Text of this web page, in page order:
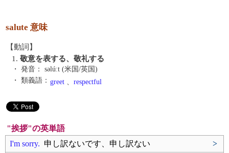
salute 意味
【動詞】
1. 敬意を表する、敬礼する
・ 発音：
səlúːt (米国/英国)
・ 類義語： greet 、 respectful
"挨拶"の英単語
I'm sorry. 申し訳ないです、申し訳ない
>